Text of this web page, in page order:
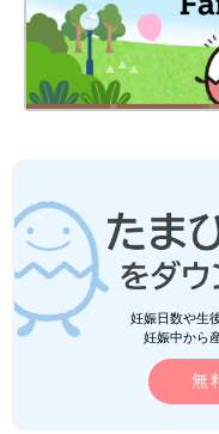
妊娠日数や生
妊娠中から
無